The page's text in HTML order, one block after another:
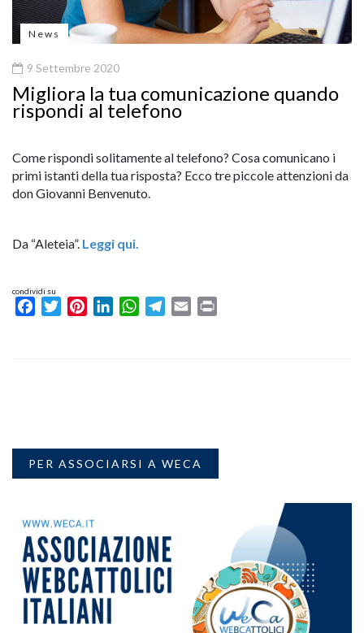
News
9 Settembre 2020
Migliora la tua comunicazione quando
rispondi al telefono
Come rispondi solitamente al telefono? Cosa comunicano i
primi istanti della tua risposta? Ecco tre piccole attenzioni da
don Giovanni Benvenuto.
Da “Aleteia”. Leggi qui.
condividi su
FacebookTwitterPinterestLinkedInWhatsAppTelegram
Email
PER ASSOCIARSI A WECA